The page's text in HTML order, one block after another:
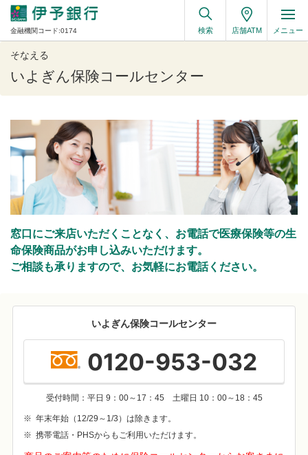
金融機関コード:0174 検索 店舗ATM メニュー
そなえる
いよぎん保険コールセンター
窓口にご来店いただくことなく、お電話で医療保険等の生
命保険商品がお申し込みいただけます。
ご相談も承りますので、お気軽にお電話ください。
いよぎん保険コールセンター
0120-953-032
受付時間：平日 9：00～17：45 土曜日 10：00～18：45
※ 年末年始（12/29～1/3）は除きます。
※ 携帯電話・PHSからもご利用いただけます。